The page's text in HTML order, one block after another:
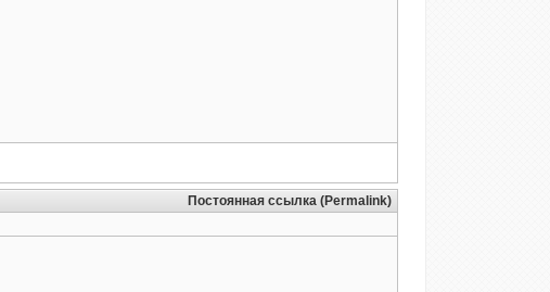
Постоянная ссылка (Permalink)